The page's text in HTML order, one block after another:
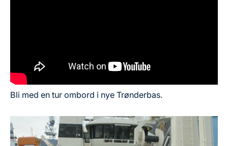
Bli med en tur ombord i nye Trønderbas.